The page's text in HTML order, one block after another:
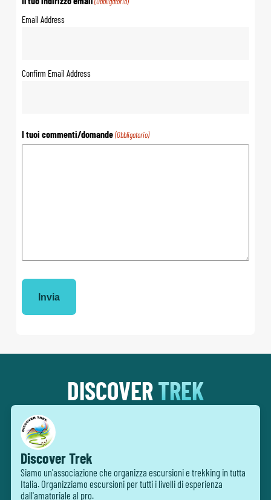
Email Address
Confirm Email Address
I tuoi commenti/domande (Obbligatorio)
DISCOVERTREK
Discover Trek
Siamo un'associazione che organizza escursioni e trekking in tutta
Italia. Organizziamo escursioni per tutti i livelli di esperienza
dall'amatoriale al pro.